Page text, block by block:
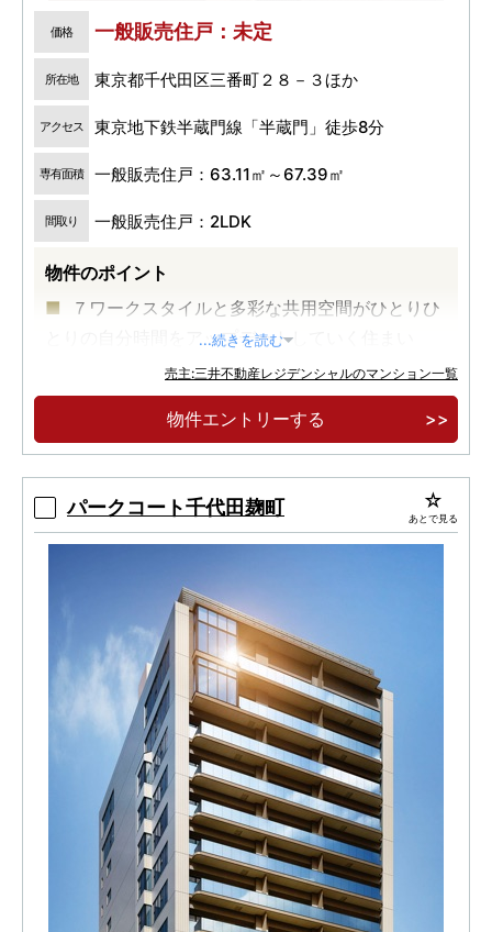
価格 一般販売住戸：未定
所在地 東京都千代田区三番町２８－３ほか
アクセス 東京地下鉄半蔵門線「半蔵門」徒歩8分
専有面積 一般販売住戸：63.11㎡～67.39㎡
間取り 一般販売住戸：2LDK
物件のポイント
７ワークスタイルと多彩な共用空間がひとりひ
とりの自分時間をアップデートしていく住まい
徒歩１０分圏内で３駅５路線が利用可能な交通
アクセス
車寄せ、ダブルエントランス、緑に包まれた恵
３邸登場
...続きを読む
売主:三井不動産レジデンシャルのマンション一覧
物件エントリーする
パークコート千代田麹町 あとで見る